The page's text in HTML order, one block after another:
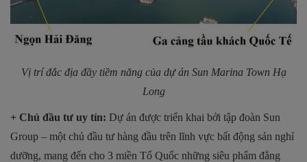
Vị trí đắc địa đầy tiềm năng của dự án Sun Marina Town Hạ
Long
+ Chủ đầu tư uy tín: Dự án được triển khai bởi tập đoàn Sun
Group – một chủ đầu tư hàng đầu trên lĩnh vực bất động sản nghỉ
dưỡng, mang đến cho 3 miền Tổ Quốc những siêu phẩm đẳng